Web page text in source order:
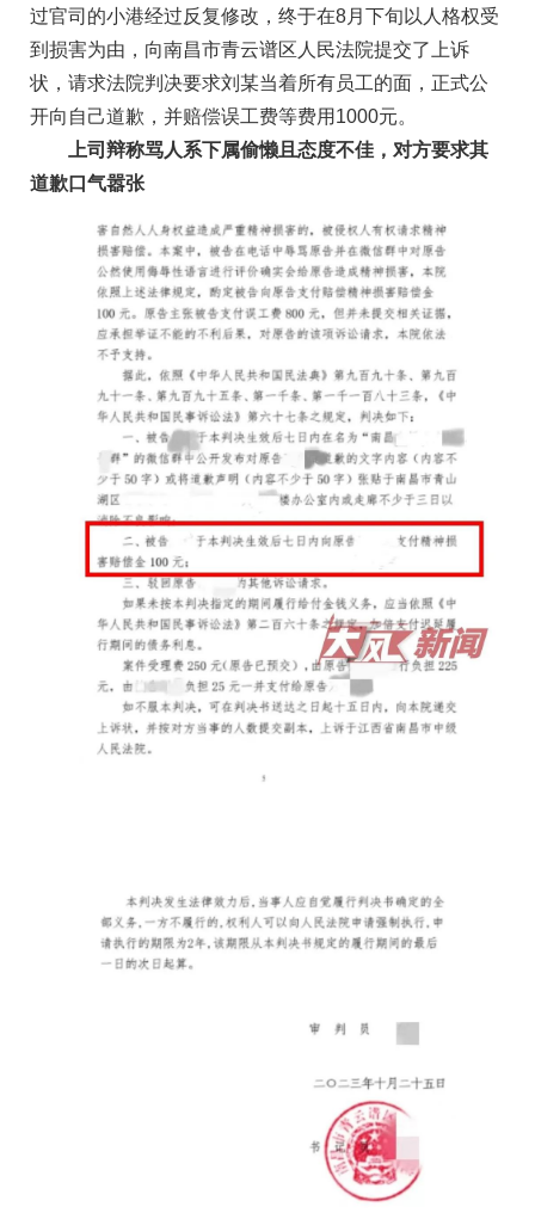
过官司的小港经过反复修改，终于在8月下旬以人格权受
到损害为由，向南昌市青云谱区人民法院提交了上诉
状，请求法院判决要求刘某当着所有员工的面，正式公
开向自己道歉，并赔偿误工费等费用1000元。
上司辩称骂人系下属偷懒且态度不佳，对方要求其
道歉口气嚣张